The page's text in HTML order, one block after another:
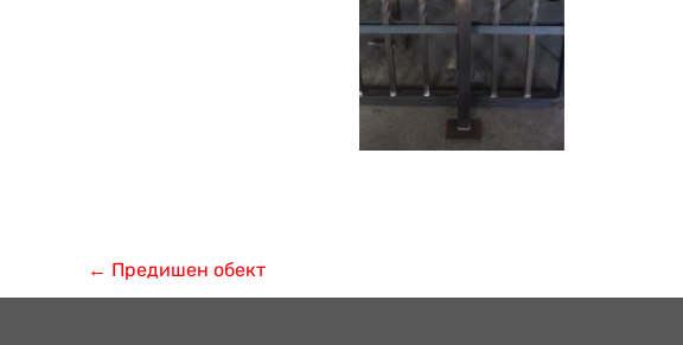
← Предишен обект